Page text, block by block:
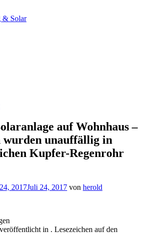
auf Wohnhaus –
wurden unauffällig in
Kupfer-Regenrohr
2017Juli 24, 2017 von herold
in . Lesezeichen auf den